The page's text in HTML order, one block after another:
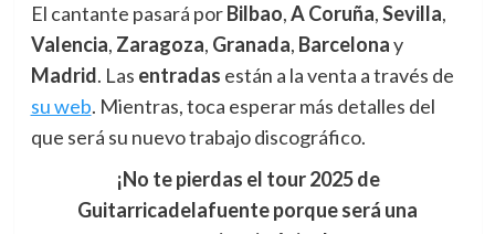
El cantante pasará porBilbao,A Coruña,Sevilla,
Valencia, Zaragoza, Granada, Barcelonay
Madrid. Las entradas están a la venta a través de
su web. Mientras, toca esperar más detalles del
que será su nuevo trabajo discográfico.
¡No te pierdas el tour 2025 de
Guitarricadelafuente porque será una